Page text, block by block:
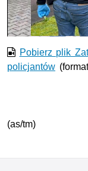
Pobierz plik
policjantów
(as/tm)